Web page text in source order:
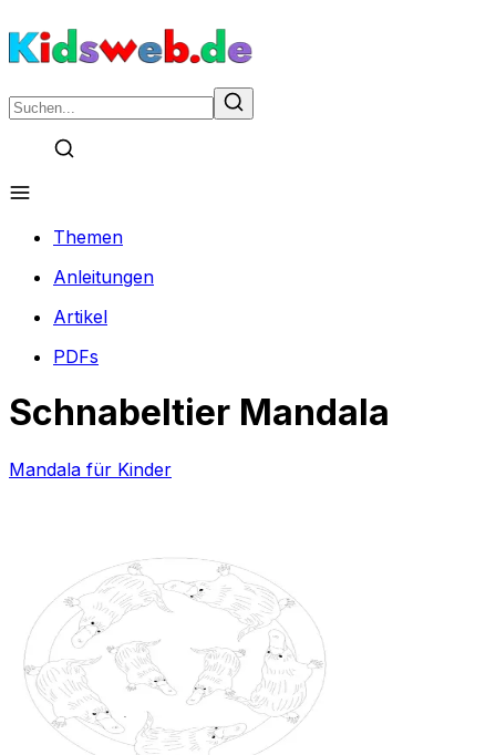
Themen
Anleitungen
Artikel
PDFs
Schnabeltier Mandala
Mandala für Kinder